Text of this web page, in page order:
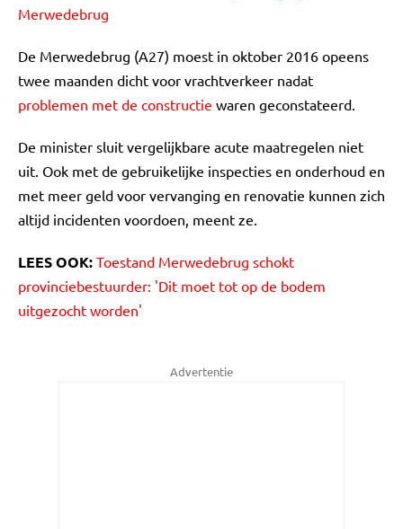
Merwedebrug
De Merwedebrug (A27) moest in oktober 2016 opeens
twee maanden dicht voor vrachtverkeer nadat
problemen met de constructie waren geconstateerd.
De minister sluit vergelijkbare acute maatregelen niet
uit. Ook met de gebruikelijke inspecties en onderhoud en
met meer geld voor vervanging en renovatie kunnen zich
altijd incidenten voordoen, meent ze.
LEES OOK: Toestand Merwedebrug schokt
provinciebestuurder: 'Dit moet tot op de bodem
uitgezocht worden'
Advertentie